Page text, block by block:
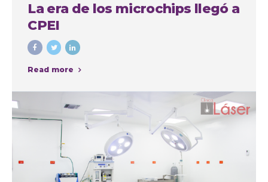
La era de los microchips llegó a
CPEI
Read more